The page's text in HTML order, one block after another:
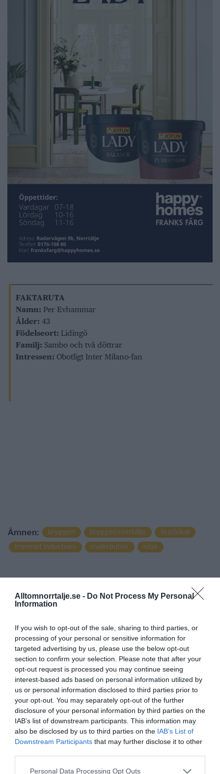
Alltomnorrtalje.se - Do Not Process My Personal
Information
If you wish to opt-out of the sale, sharing to third parties, or
processing of your personal or sensitive information for
targeted advertising by us, please use the below opt-out
section to confirm your selection. Please note that after your
opt-out request is processed you may continue seeing
interest-based ads based on personal information utilized by
us or personal information disclosed to third parties prior to
your opt-out. You may separately opt-out of the further
disclosure of your personal information by third parties on the
IAB’s list of downstream participants. This information may
also be disclosed by us to third parties on the IAB’s List of
Downstream Participants that may further disclose it to other
Personal Data Processing Opt Outs
FAKTARUTA
Namn: Per Evhammar
Ålder: 43
Födelseort: Lidingö
Familj: Sambo och två döttrar
Intressen: Obotligt Inter Milano-fan
Ämnen: bryggeri bryggeri norrtälje
festlokal
imperiet industries
malin butler nöje